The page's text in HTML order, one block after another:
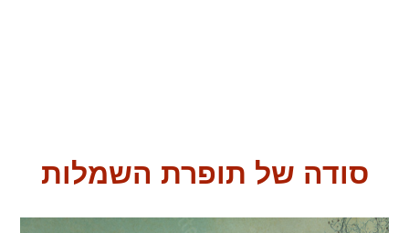
סודה של תופרת השמלות